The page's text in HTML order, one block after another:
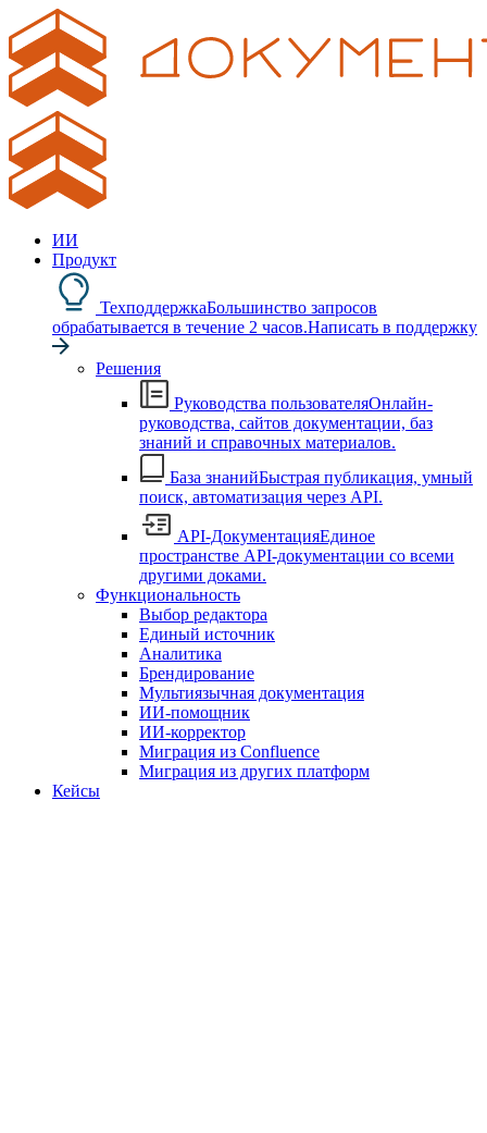
ИИ
Продукт
ТехподдержкаБольшинство запросов
обрабатывается в течение 2 часов.Написать в поддержку
Решения
Руководства пользователяОнлайн-
руководства, сайтов документации, баз
знаний и справочных материалов.
База знанийБыстрая публикация, умный
поиск, автоматизация через API.
API-ДокументацияЕдиное
пространстве API-документации со всеми
другими доками.
Функциональность
Выбор редактора
Единый источник
Аналитика
Брендирование
Мультиязычная документация
ИИ-помощник
ИИ-корректор
Миграция из Confluence
Миграция из других платформ
Кейсы